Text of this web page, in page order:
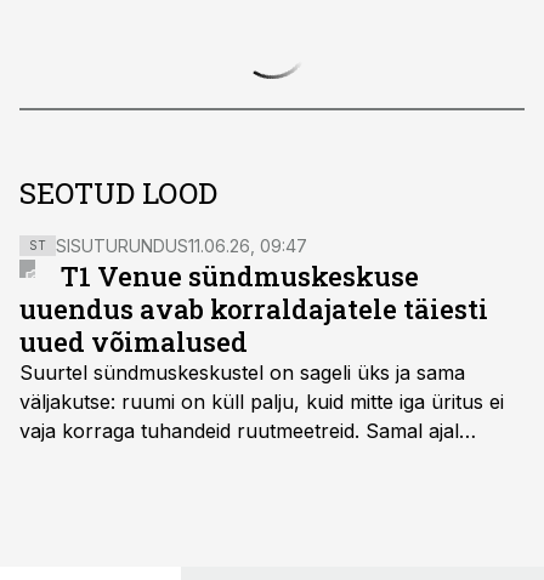
SEOTUD LOOD
ST SISUTURUNDUS11.06.26, 09:47
T1 Venue sündmuskeskuse
uuendus avab korraldajatele täiesti
uued võimalused
Suurtel sündmuskeskustel on sageli üks ja sama
väljakutse: ruumi on küll palju, kuid mitte iga üritus ei
vaja korraga tuhandeid ruutmeetreid. Samal ajal